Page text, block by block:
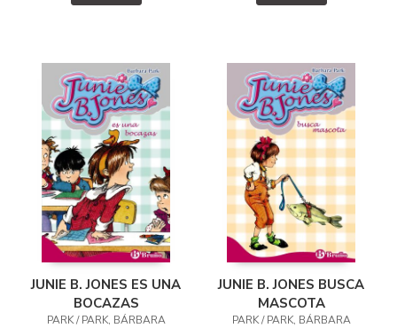
JUNIE B. JONES ES UNA
BOCAZAS
PARK / PARK, BÁRBARA
JUNIE B. JONES BUSCA
MASCOTA
PARK / PARK, BÁRBARA